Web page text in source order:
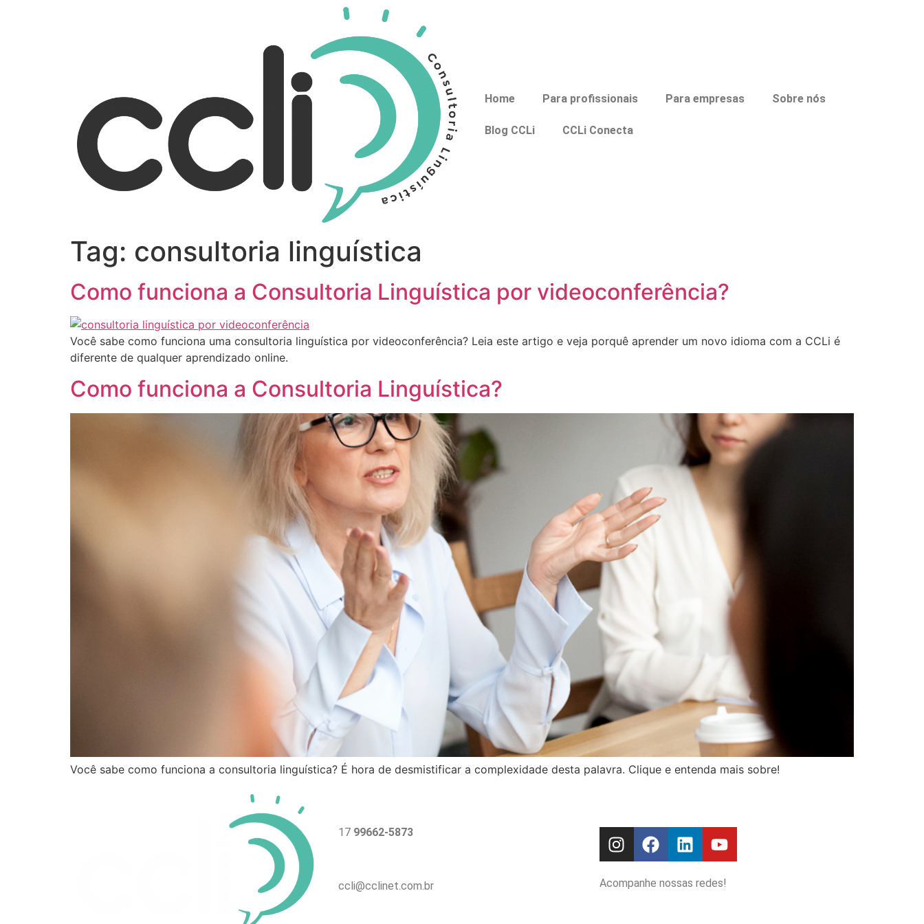
Home Para profissionais Para empresas Sobre nós
Blog CCLi CCLi Conecta
Tag: consultoria linguística
Como funciona a Consultoria Linguística por videoconferência?
Você sabe como funciona uma consultoria linguística por videoconferência? Leia este artigo e veja porquê aprender um novo idioma com a CCLi é
diferente de qualquer aprendizado online.
Como funciona a Consultoria Linguística?
Você sabe como funciona a consultoria linguística? É hora de desmistificar a complexidade desta palavra. Clique e entenda mais sobre!
17 99662-5873
ccli@cclinet.com.br Acompanhe nossas redes!